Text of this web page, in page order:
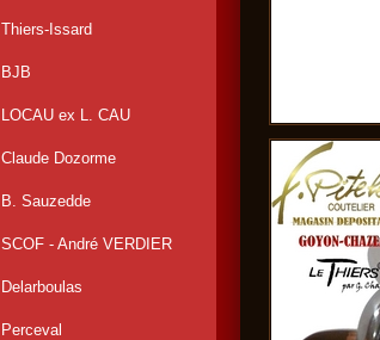
Thiers-Issard
BJB
LOCAU ex L. CAU
Claude Dozorme
B. Sauzedde
SCOF - André VERDIER
Delarboulas
Perceval